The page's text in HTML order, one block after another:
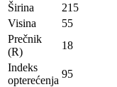
Širina
215
Visina
55
Prečnik
(R)
18
Indeks
opterećenja
95